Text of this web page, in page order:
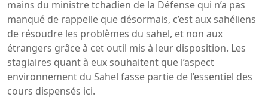
mains du ministre tchadien de la Défense qui n’a pas
manqué de rappelle que désormais, c’est aux sahéliens
de résoudre les problèmes du sahel, et non aux
étrangers grâce à cet outil mis à leur disposition. Les
stagiaires quant à eux souhaitent que l’aspect
environnement du Sahel fasse partie de l’essentiel des
cours dispensés ici.